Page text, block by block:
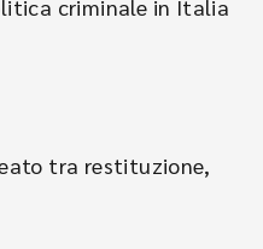
criminale in Italia
tra restituzione,